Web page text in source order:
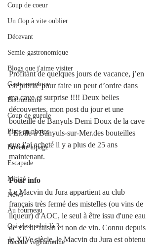
Coup de coeur
Un flop à vite oublier
Décevant
Semie-gastronomique
Blogs que j'aime visiter
Gastronomique
Bistronomie
Coup de gueule
Plats en photos
Buvette alpage
Escapade
Mitigé
News
Au fourneau
Qui c'est celui-là ?
Recette végétarienne
Profitant de quelques jours de vacance, j’en
est profité pour faire un peut d’ordre dans
ma cave et surprise !!!! Deux belles
découvertes, mon post du jour et une
bouteille de Banyuls Demi Doux de la cave
l’Etoile à Banyuls-sur-Mer.des bouteilles
que j’ai acheté il y a plus de 25 ans
maintenant.
Pour info
Le Macvin du Jura appartient au club
français très fermé des mistelles (ou vins de
liqueur) d'AOC, le seul à être issu d'une eau
de vie de raisin et non de vin. Connu depuis
le XIVe siècle, le Macvin du Jura est obtenu